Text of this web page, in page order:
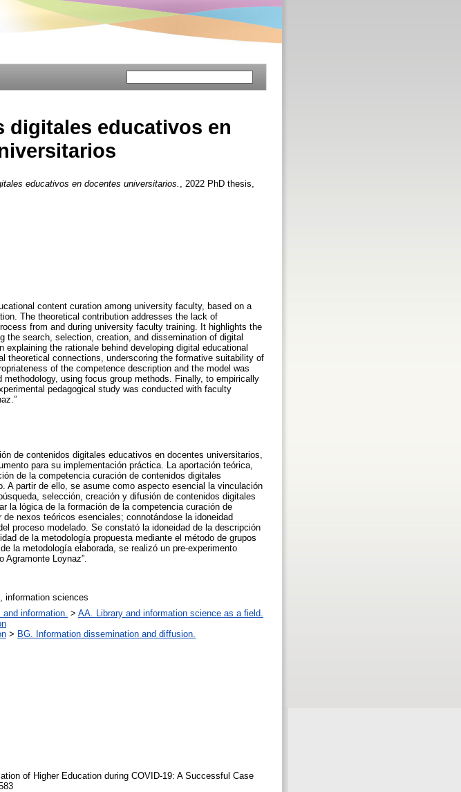
digitales educativos en
educativos en docentes universitarios.
, 2022 PhD thesis,
content curation among university faculty, based on a
The theoretical contribution addresses the lack of
from and during university faculty training. It highlights the
search, selection, creation, and dissemination of digital
the rationale behind developing digital educational
theoretical connections, underscoring the formative suitability of
of the competence description and the model was
using focus group methods. Finally, to empirically
pedagogical study was conducted with faculty
de contenidos digitales educativos en docentes universitarios,
para su implementación práctica. La aportación teórica,
de la competencia curación de contenidos digitales
A partir de ello, se asume como aspecto esencial la vinculación
selección, creación y difusión de contenidos digitales
la lógica de la formación de la competencia curación de
nexos teóricos esenciales; connotándose la idoneidad
proceso modelado. Se constató la idoneidad de la descripción
de la metodología propuesta mediante el método de grupos
la metodología elaborada, se realizó un pre-experimento
Agramonte Loynaz”.
information sciences
information. > AA. Library and information science as a field.
> BG. Information dissemination and diffusion.
of Higher Education during COVID-19: A Successful Case